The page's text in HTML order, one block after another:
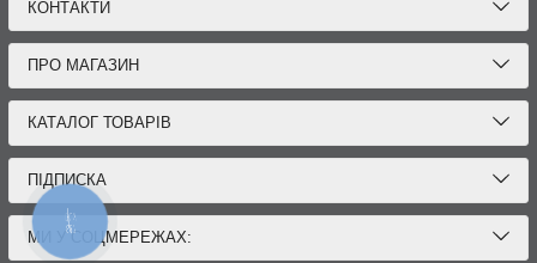
КОНТАКТИ
ПРО МАГАЗИН
КАТАЛОГ ТОВАРІВ
ПІДПИСКА
МИ У СОЦМЕРЕЖАХ:
КНОПКА
ЗВ'ЯЗКУ